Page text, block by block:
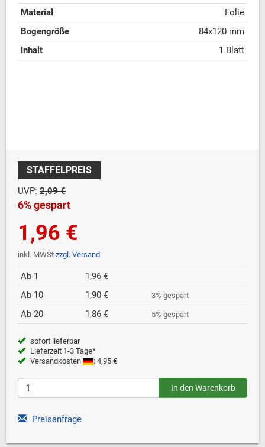
Material
Folie
Bogengröße
84x120 mm
Inhalt
1 Blatt
STAFFELPREIS
UVP: 2,09 €
6% gespart
1,96 €
inkl. MWSt zzgl. Versand
Ab 1
1,96 €
Ab 10
1,90 € 3% gespart
Ab 20 1,86 € 5% gespart
sofort lieferbar
Lieferzeit 1-3 Tage*
Versandkosten
: 4,95 €
Preisanfrage